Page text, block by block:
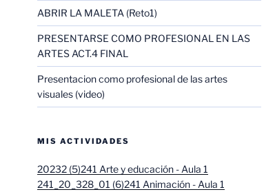
ABRIR LA MALETA (Reto1)
PRESENTARSE COMO PROFESIONAL EN LAS
ARTES ACT.4 FINAL
Presentacion como profesional de las artes
visuales (video)
MIS ACTIVIDADES
20232 (5)241 Arte y educación - Aula 1
241_20_328_01 (6)241 Animación - Aula 1